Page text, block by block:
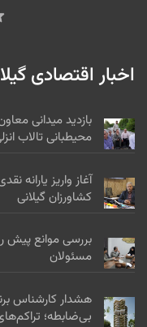
اخبار اقتصادی
بازدید میدانی
محیطبانی تالاب
آغاز واریز
کشاورزان گیلانی
بررسی موانع پیش
مسئولان
هشدار کارشناس
بی‌ضابطه؛